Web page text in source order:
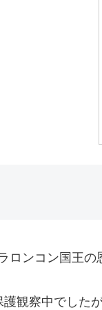
ロンコン国王
観察中でした